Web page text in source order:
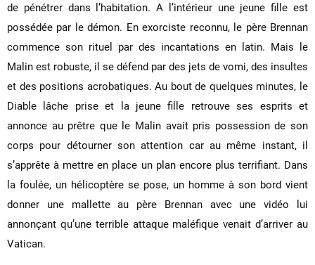
de pénétrer dans l’habitation. A l’intérieur une jeune fille est
possédée par le démon. En exorciste reconnu, le père Brennan
commence son rituel par des incantations en latin. Mais le
Malin est robuste, il se défend par des jets de vomi, des insultes
et des positions acrobatiques. Au bout de quelques minutes, le
Diable lâche prise et la jeune fille retrouve ses esprits et
annonce au prêtre que le Malin avait pris possession de son
corps pour détourner son attention car au même instant, il
s’apprête à mettre en place un plan encore plus terrifiant. Dans
la foulée, un hélicoptère se pose, un homme à son bord vient
donner une mallette au père Brennan avec une vidéo lui
annonçant qu’une terrible attaque maléfique venait d’arriver au
Vatican.